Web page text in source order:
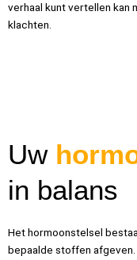
verhaal kunt vertellen kan
klachten.
Uw
in balans
Het hormoonstelsel
bepaalde stoffen